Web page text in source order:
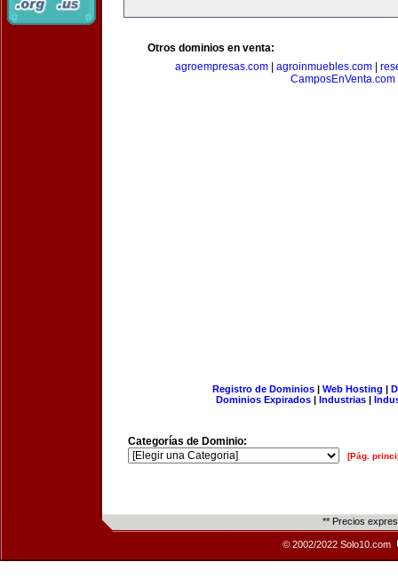
Otros dominios en venta:
agroempresas.com
agroinmuebles.com
CamposEnVenta.com
Registro de Dominios| Web Hosting |
Dominios Expirados | Industrias |
Categorías de Dominio:
[Pág.
** Precios
© 2002/2022 Solo10.com